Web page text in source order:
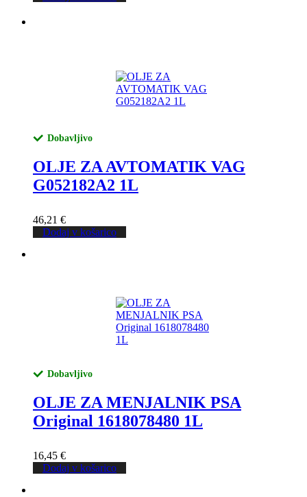
Dobavljivo
OLJE ZA AVTOMATIK VAG
G052182A2 1L
46,21 €
Dodaj v košarico
Dobavljivo
OLJE ZA MENJALNIK PSA
Original 1618078480 1L
16,45 €
Dodaj v košarico